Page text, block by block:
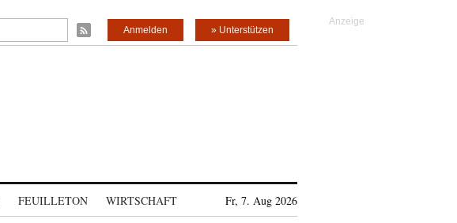
» Unterstützen
Anmelden
FEUILLETON WIRTSCHAFT Fr, 7. Aug 2026